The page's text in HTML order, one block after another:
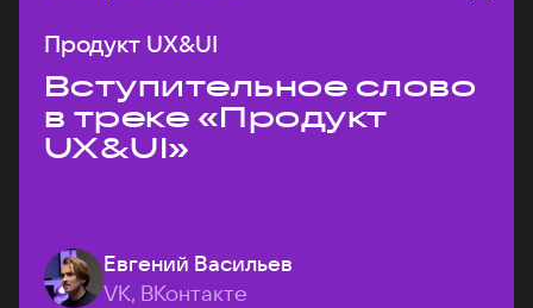
Продукт UX&UI
Вступительное слово
в треке «Продукт
UX&UI»
Евгений Васильев
VK, ВКонтакте